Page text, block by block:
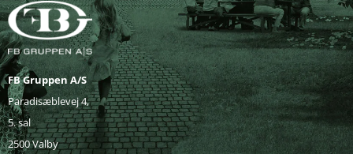
FB Gruppen A/S
Paradisæblevej 4,
5. sal
2500 Valby